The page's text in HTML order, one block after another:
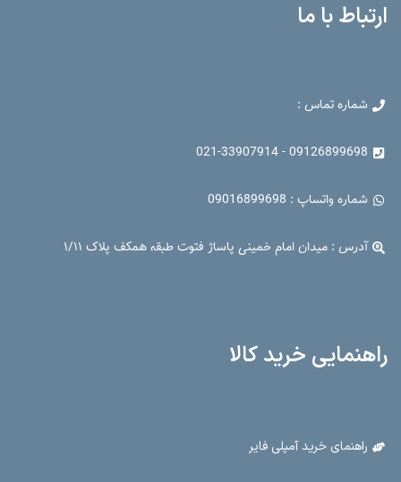
ارتباط با ما
شماره تماس :
09126899698 - 021-33907914
شماره واتساپ : 09016899698
آدرس : میدان امام خمینی پاساژ فتوت طبقه همکف پلاک ۱/۱۱
راهنمایی خرید کالا
راهنمای خرید آمپلی فایر